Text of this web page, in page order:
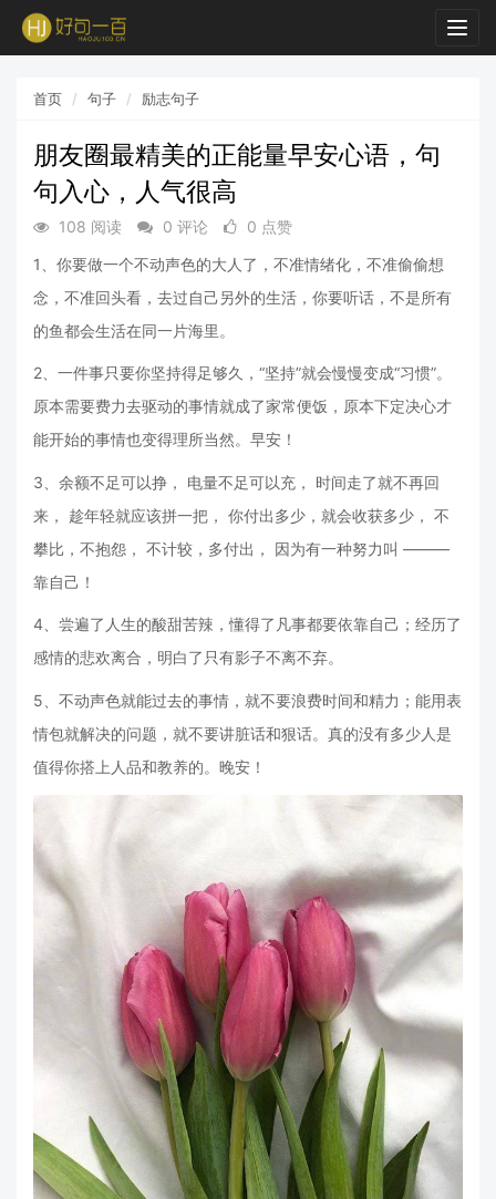
首页 句子 励志句子
朋友圈最精美的正能量早安心语，句
句入心，人气很高
108 阅读 0 评论
0 点赞
1、你要做一个不动声色的大人了，不准情绪化，不准偷偷想
念，不准回头看，去过自己另外的生活，你要听话，不是所有
的鱼都会生活在同一片海里。
2、一件事只要你坚持得足够久，“坚持”就会慢慢变成“习惯”。
原本需要费力去驱动的事情就成了家常便饭，原本下定决心才
能开始的事情也变得理所当然。早安！
3、余额不足可以挣， 电量不足可以充， 时间走了就不再回
来， 趁年轻就应该拼一把， 你付出多少，就会收获多少， 不
攀比，不抱怨， 不计较，多付出， 因为有一种努力叫 ———
靠自己！
4、尝遍了人生的酸甜苦辣，懂得了凡事都要依靠自己；经历了
感情的悲欢离合，明白了只有影子不离不弃。
5、不动声色就能过去的事情，就不要浪费时间和精力；能用表
情包就解决的问题，就不要讲脏话和狠话。真的没有多少人是
值得你搭上人品和教养的。晚安！